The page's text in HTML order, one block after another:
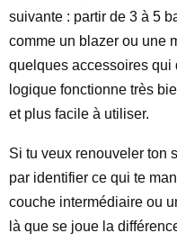
suivante : partir de 3 à 5
comme un blazer ou une
quelques accessoires qui
logique fonctionne très
et plus facile à utiliser.
Si tu veux renouveler ton
par identifier ce qui te
couche intermédiaire ou
là que se joue la